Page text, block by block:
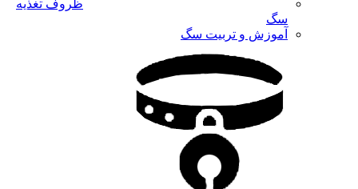
ظروف تغذیه
سگ
آموزش و تربیت سگ